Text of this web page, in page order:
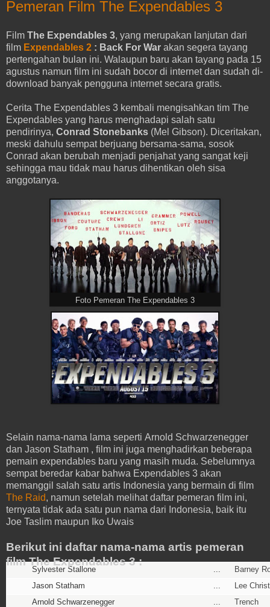
Pemeran Film The Expendables 3
Film The Expendables 3, yang merupakan lanjutan dari
film Expendables 2 : Back For War akan segera tayang
pertengahan bulan ini. Walaupun baru akan tayang pada 15
agustus namun film ini sudah bocor di internet dan sudah di-
download banyak pengguna internet secara gratis.
Cerita The Expendables 3 kembali mengisahkan tim The
Expendables yang harus menghadapi salah satu
pendirinya, Conrad Stonebanks (Mel Gibson). Diceritakan,
meski dahulu sempat berjuang bersama-sama, sosok
Conrad akan berubah menjadi penjahat yang sangat keji
sehingga mau tidak mau harus dihentikan oleh sisa
anggotanya.
Foto Pemeran The Expendables 3
Selain nama-nama lama seperti Arnold Schwarzenegger
dan Jason Statham , film ini juga menghadirkan beberapa
pemain expendables baru yang masih muda. Sebelumnya
sempat beredar kabar bahwa Expendables 3 akan
memanggil salah satu artis Indonesia yang bermain di film
The Raid, namun setelah melihat daftar pemeran film ini,
ternyata tidak ada satu pun nama dari Indonesia, baik itu
Joe Taslim maupun Iko Uwais
Berikut ini daftar nama-nama artis pemeran
film The Expendables 3 :
Sylvester Stallone
Barney
Jason Statham
Lee
Arnold Schwarzenegger
Trench